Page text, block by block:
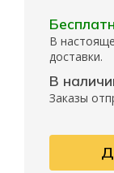
В
доставки.
В
Заказы